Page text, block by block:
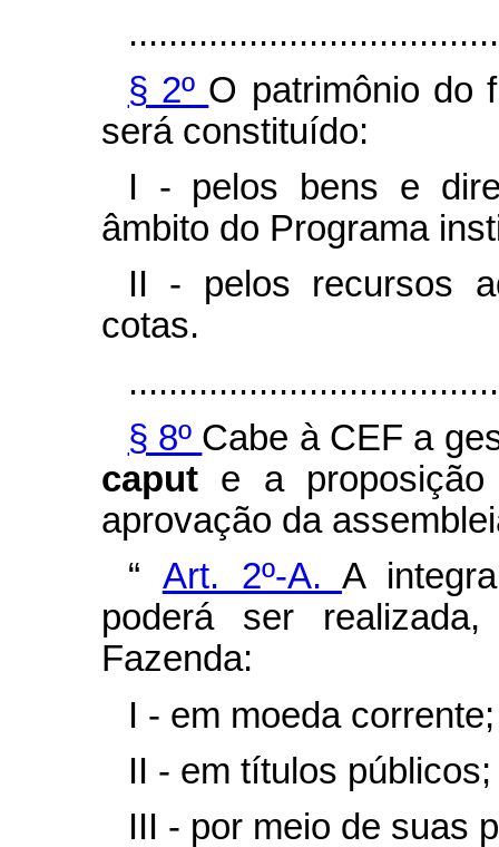
§ 2º O patrimônio do
será constituído:
I - pelos bens e
âmbito do Programa
II - pelos recursos
cotas.
§ 8º Cabe à CEF a
caput e a
aprovação da
“ Art. 2º-A. A
poderá ser
Fazenda:
I - em moeda corrente;
II - em títulos públicos;
III - por meio de suas